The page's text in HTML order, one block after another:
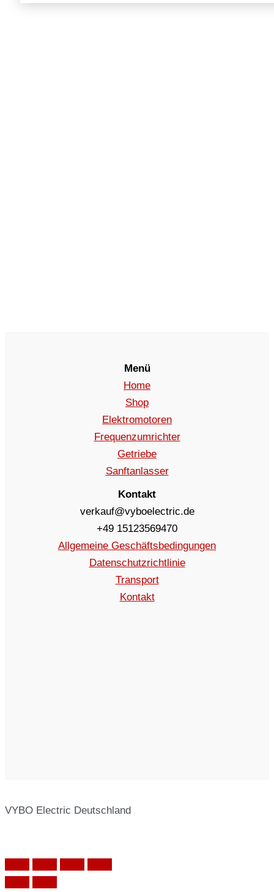
Menü
Home
Shop
Elektromotoren
Frequenzumrichter
Getriebe
Sanftanlasser
Kontakt
verkauf@vyboelectric.de
+49 15123569470
Allgemeine Geschäftsbedingungen
Datenschutzrichtlinie
Transport
Kontakt
VYBO Electric Deutschland